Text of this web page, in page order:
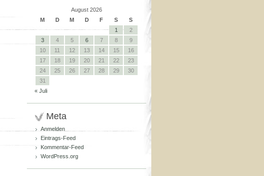
August 2026
M
D M D F S
S
1
2
3
4 5 6 7 8
9
10
11 12 13 14 15
16
17
18 19 20 21 22
23
24
25 26 27 28 29
30
31
« Juli
Meta
Anmelden
Eintrags-Feed
Kommentar-Feed
WordPress.org